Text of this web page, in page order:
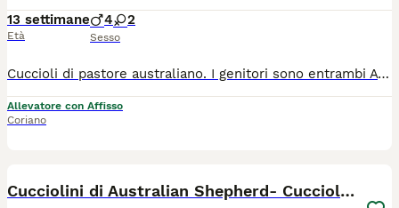
13 settimane
Età
4 2
Sesso
Cuccioli di pastore australiano. I genitori sono entrambi A e 0 di Anche e Gomiti, sono testati per le principali malattie ereditarie della razza ( CEA PRA HSF4 DM MDR1 NCL6 CMR1 ecc) Hanno eseguito la visita Sovi, hanno deposito del DNA eseguito. I cuccioli vengono ceduti con: -Pedigree Enci -libretto sanitario con vaccinazioni in regola -sverminati -trattati per parassiti -visita Sovi -Microchip e registrazione Anagrafica Per ulteriori informazioni contattatemi privatamente 3383677118
Allevatore con Affisso
Coriano
Cucciolini di Australian Shepherd- Cucciolata Enya